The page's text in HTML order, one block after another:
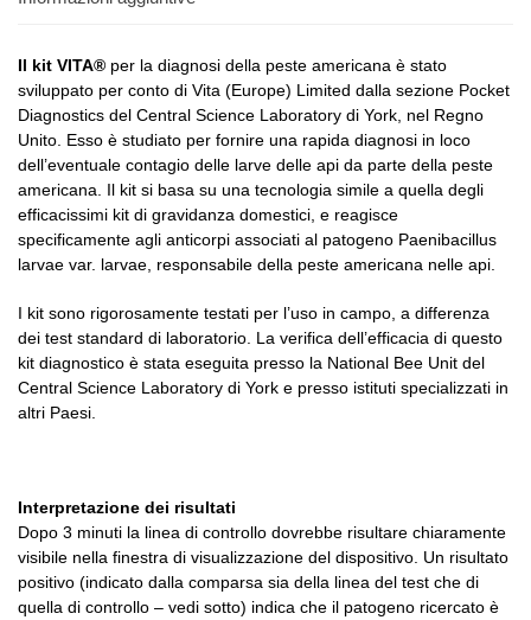
Il kit VITA® per la diagnosi della peste americana è stato
sviluppato per conto di Vita (Europe) Limited dalla sezione Pocket
Diagnostics del Central Science Laboratory di York, nel Regno
Unito. Esso è studiato per fornire una rapida diagnosi in loco
dell’eventuale contagio delle larve delle api da parte della peste
americana. Il kit si basa su una tecnologia simile a quella degli
efficacissimi kit di gravidanza domestici, e reagisce
specificamente agli anticorpi associati al patogeno Paenibacillus
larvae var. larvae, responsabile della peste americana nelle api.
I kit sono rigorosamente testati per l’uso in campo, a differenza
dei test standard di laboratorio. La verifica dell’efficacia di questo
kit diagnostico è stata eseguita presso la National Bee Unit del
Central Science Laboratory di York e presso istituti specializzati in
altri Paesi.
Interpretazione dei risultati
Dopo 3 minuti la linea di controllo dovrebbe risultare chiaramente
visibile nella finestra di visualizzazione del dispositivo. Un risultato
positivo (indicato dalla comparsa sia della linea del test che di
quella di controllo – vedi sotto) indica che il patogeno ricercato è